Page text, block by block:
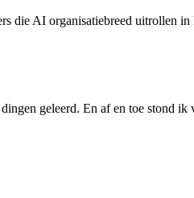
die AI organisatiebreed uitrollen in
geleerd. En af en toe stond ik